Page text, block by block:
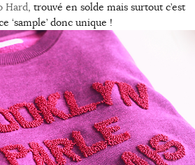
Hard, trouvé en solde mais surtout c’est
‘sample’ donc unique !